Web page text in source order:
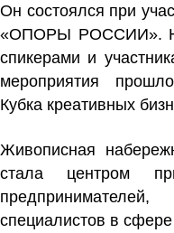
Он состоялся при
«ОПОРЫ РОССИИ».
спикерами и
мероприятия
Кубка креативных
Живописная
стала центром
специалистов в